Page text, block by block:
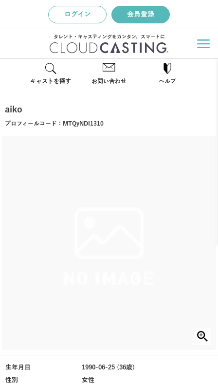
ログイン 会員登録
タレント・キャスティングをカンタン、スマートに
キャストを探す お問い合わせ ヘルプ
aiko
プロフィールコード： MTQyNDI1310
生年月日
1990-06-25 (36歳)
性別
女性